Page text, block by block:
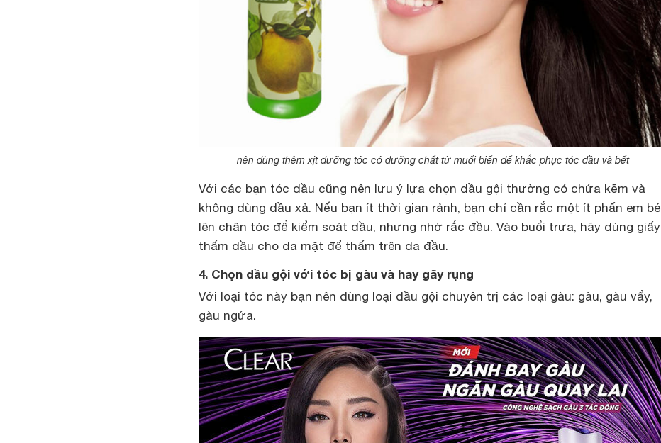
nên dùng thêm xịt dưỡng tóc có dưỡng chất từ muối biển để khắc phục tóc dầu và bết
Với các bạn tóc dầu cũng nên lưu ý lựa chọn dầu gội thường có chứa kẽm và
không dùng dầu xả. Nếu bạn ít thời gian rảnh, bạn chỉ cần rắc một ít phấn em bé
lên chân tóc để kiểm soát dầu, nhưng nhớ rắc đều. Vào buổi trưa, hãy dùng giấy
thấm dầu cho da mặt để thấm trên da đầu.
4. Chọn dầu gội với tóc bị gàu và hay gãy rụng
Với loại tóc này bạn nên dùng loại dầu gội chuyên trị các loại gàu: gàu, gàu vẩy,
gàu ngứa.